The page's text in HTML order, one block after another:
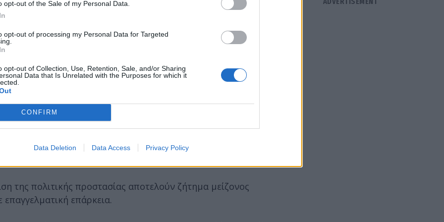
opt-out of the Sale of my Personal Data.
opt-out of processing my Personal Data for Targeted
opt-out of Collection, Use, Retention, Sale, and/or Sharing
Data that Is Unrelated with the Purposes for which it
CONFIRM
Data Deletion Data Access Privacy Policy
από το κράτος σε ζητήματα πρόληψης κινδύνων,
πρώτων βοηθειών και διαχείρισης κρίσεων.
ΥΕ Φυλάκων με μοναδικό προσόν το απολυτήριο
από την αγορά εργασίας.
ασφάλειας και προστασίας του δασικού και φυσικού
πολιτικής προστασίας αποτελούν ζήτημα μείζονος
επάρκεια.